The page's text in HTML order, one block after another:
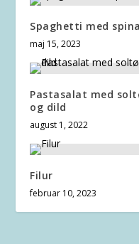
Spaghetti med
maj 15, 2023
Pastasalat med
og dild
august 1, 2022
Filur
februar 10, 2023